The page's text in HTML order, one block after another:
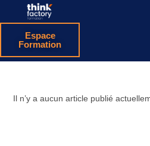
Espace
Formation
Il n’y a aucun article publié